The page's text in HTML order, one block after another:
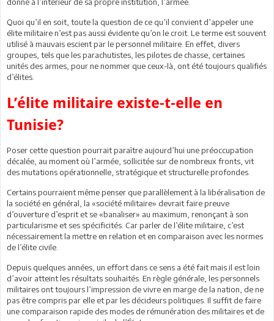
Quoi qu’il en soit, toute la question de ce qu’il convient d’appeler une
élite militaire n’est pas aussi évidente qu’on le croit. Le terme est souvent
utilisé à mauvais escient par le personnel militaire. En effet, divers
groupes, tels que les parachutistes, les pilotes de chasse, certaines
unités des armes, pour ne nommer que ceux-là, ont été toujours qualifiés
d’élites.
L’élite militaire existe-t-elle en
Tunisie?
Poser cette question pourrait paraître aujourd’hui une préoccupation
décalée, au moment où l’armée, sollicitée sur de nombreux fronts, vit
des mutations opérationnelle, stratégique et structurelle profondes.
Certains pourraient même penser que parallèlement à la libéralisation de
la société en général, la «société militaire» devrait faire preuve
d’ouverture d’esprit et se «banaliser» au maximum, renonçant à son
particularisme et ses spécificités. Car parler de l’élite militaire, c’est
nécessairement la mettre en relation et en comparaison avec les normes
de l’élite civile.
Depuis quelques années, un effort dans ce sens a été fait mais il est loin
d’avoir atteint les résultats souhaités. En règle générale, les personnels
militaires ont toujours l’impression de vivre en marge de la nation, de ne
pas être compris par elle et par les décideurs politiques. Il suffit de faire
une comparaison rapide des modes de rémunération des militaires et de